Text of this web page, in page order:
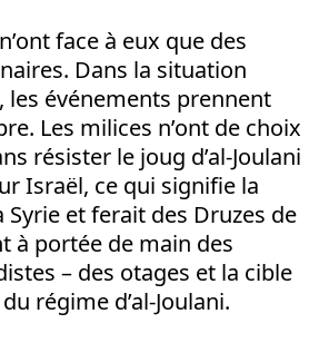
face à eux que des
Dans la situation
les événements prennent
Les milices n’ont de choix
résister le joug d’al-Joulani
Israël, ce qui signifie la
et ferait des Druzes de
à portée de main des
– des otages et la cible
régime d’al-Joulani.